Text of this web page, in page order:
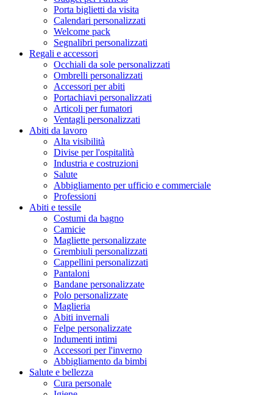
Porta biglietti da visita
Calendari personalizzati
Welcome pack
Segnalibri personalizzati
Regali e accessori
Occhiali da sole personalizzati
Ombrelli personalizzati
Accessori per abiti
Portachiavi personalizzati
Articoli per fumatori
Ventagli personalizzati
Abiti da lavoro
Alta visibilità
Divise per l'ospitalità
Industria e costruzioni
Salute
Abbigliamento per ufficio e commerciale
Professioni
Abiti e tessile
Costumi da bagno
Camicie
Magliette personalizzate
Grembiuli personalizzati
Cappellini personalizzati
Pantaloni
Bandane personalizzate
Polo personalizzate
Maglieria
Abiti invernali
Felpe personalizzate
Indumenti intimi
Accessori per l'inverno
Abbigliamento da bimbi
Salute e bellezza
Cura personale